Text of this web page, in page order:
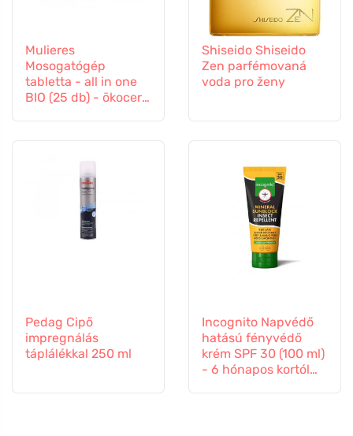
Mulieres
Mosogatógép
tabletta - all in one
BIO (25 db) - ökocert
Shiseido Shiseido
Zen parfémovaná
voda pro ženy
Pedag Cipő
impregnálás
táplálékkal 250 ml
Incognito Napvédő
hatású fényvédő
krém SPF 30 (100 ml)
- 6 hónapos kortól